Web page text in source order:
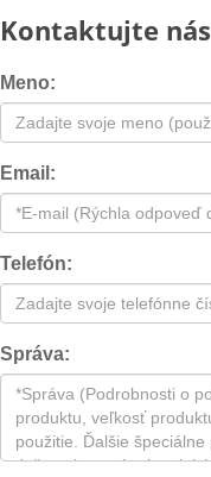
Kontaktujte nás
Meno:
Email:
Telefón:
Správa: